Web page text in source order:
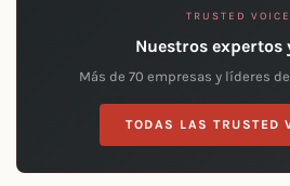
TRUSTED
Nuestros expertos
Más de 70 empresas y líderes
TODAS LAS TRUSTED